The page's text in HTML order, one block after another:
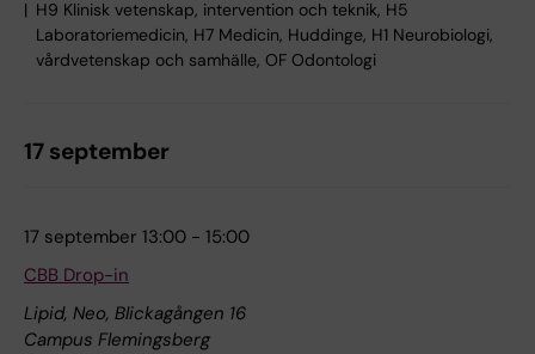
H9 Klinisk vetenskap, intervention och teknik, H5
Laboratoriemedicin, H7 Medicin, Huddinge, H1 Neurobiologi,
vårdvetenskap och samhälle, OF Odontologi
17 september
17 september 13:00 - 15:00
CBB Drop-in
Lipid, Neo, Blickagången 16
Campus Flemingsberg